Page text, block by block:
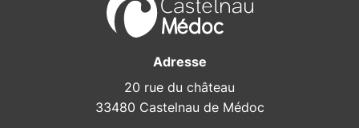
Adresse
20 rue du château
33480 Castelnau de Médoc